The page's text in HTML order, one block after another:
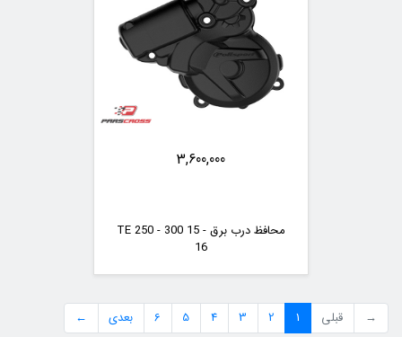
3,600,000
محافظ درب برق TE 250 - 300 15 -
16
→ قبلی 1
2
3
4
5
6 بعدی ←